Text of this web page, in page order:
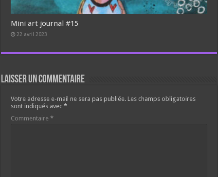
Mini art journal #15
22 avril 2023
Laisser un commentaire
Votre adresse e-mail ne sera pas publiée. Les champs obligatoires
sont indiqués avec*
Commentaire*